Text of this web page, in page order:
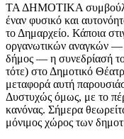
ΤΑ ΔΗΜΟΤΙΚΑ συμβούλια
έναν φυσικό και
το Δημαρχείο. Κάποια
οργανωτικών αναγκών —
δήμος — η συνεδρίασή
τότε) στο Δημοτικό
μεταφορά αυτή
Δυστυχώς όμως, με το
κανόνας. Σήμερα
μόνιμος χώρος των